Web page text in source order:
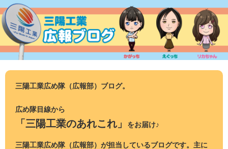
ン
テ
ツ
三陽工業広め隊（広報部）ブログ。
広め隊目線から
「三陽工業のあれこれ」 をお届け♪
三陽工業広め隊（広報部）が担当しているブログです。主に